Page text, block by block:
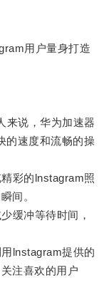
用户量身打造
说，华为加速器
的速度和流畅的操
彩的lnstagram照
间。
缓冲等待时间，
lnstagram提供的
注喜欢的用户